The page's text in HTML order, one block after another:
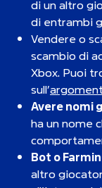
di un altro
di entrambi
Vendere o
scambio di
Xbox. Puoi
sull’
Avere nomi
ha un nome
Bot o
altro